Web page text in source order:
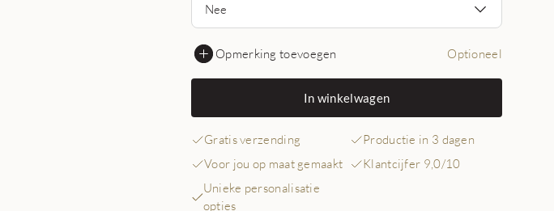
Nee
Opmerking toevoegen Optioneel
In winkelwagen
Gratis verzending
Productie in 3 dagen
Voor jou op maat gemaakt
Klantcijfer 9,0/10
Unieke personalisatie
opties